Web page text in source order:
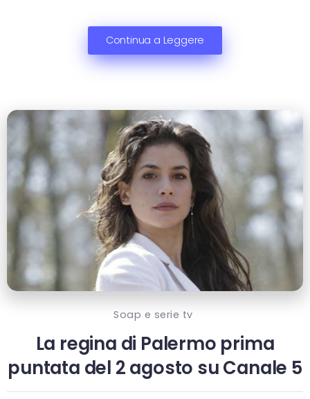
Continua a Leggere
Soap e serie tv
La regina di Palermo prima
puntata del 2 agosto su Canale 5